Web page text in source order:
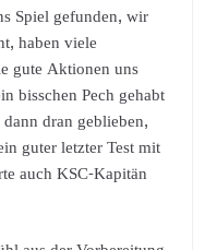
Spiel gefunden, wir
haben viele
gute Aktionen uns
bisschen Pech gehabt
dran geblieben,
guter letzter Test mit
auch KSC-Kapitän